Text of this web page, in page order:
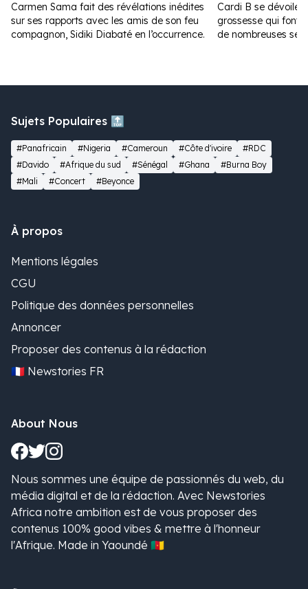
Carmen Sama fait des révélations inédites
sur ses rapports avec les amis de son feu
compagnon, Sidiki Diabaté en l’occurrence.
Cardi B se dévoile
grossesse qui font
de nombreuses
Sujets Populaires 🔝
#Panafricain #Nigeria #Cameroun #Côte d'ivoire
#RDC
#Davido
#Afrique du sud #Sénégal #Ghana
#Burna Boy
#Mali
#Concert #Beyonce
À propos
Mentions légales
CGU
Politique des données personnelles
Annoncer
Proposer des contenus à la rédaction
🇫🇷 Newstories FR
About Nous
Nous sommes une équipe de passionnés du web, du
média digital et de la rédaction. Avec Newstories
Africa notre ambition est de vous proposer des
contenus 100% good vibes & mettre à l'honneur
l'Afrique. Made in Yaoundé 🇨🇲